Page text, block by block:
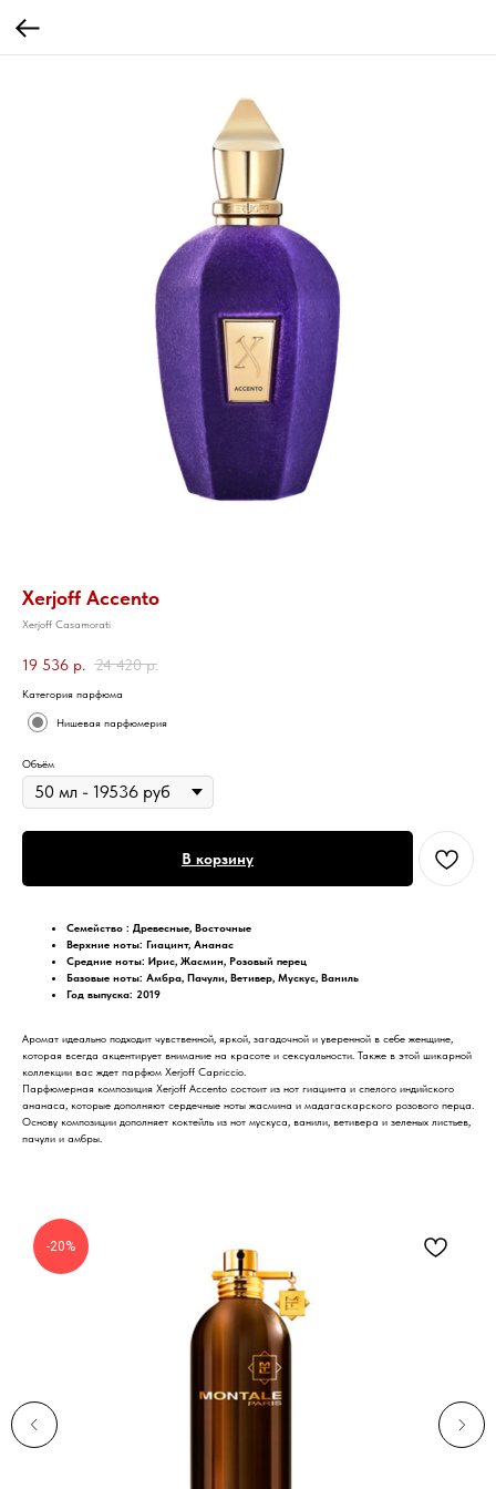
Xerjoff Accento
Xerjoff Сasamorati
19 536 р. 24 420 р.
Категория парфюма
Нишевая парфюмерия
Объём
В корзину
Семейство : Древесные, Восточные
Верхние ноты: Гиацинт, Ананас
Средние ноты: Ирис, Жасмин, Розовый перец
Базовые ноты: Амбра, Пачули, Ветивер, Мускус, Ваниль
Год выпуска: 2019
Аромат идеально подходит чувственной, яркой, загадочной и уверенной в себе женщине,
которая всегда акцентирует внимание на красоте и сексуальности. Также в этой шикарной
коллекции вас ждет парфюм Xerjoff Capricсio.
Парфюмерная композиция Xerjoff Accento состоит из нот гиацинта и спелого индийского
ананаса, которые дополняют сердечные ноты жасмина и мадагаскарского розового перца.
Основу композиции дополняет коктейль из нот мускуса, ванили, ветивера и зеленых листьев,
пачули и амбры.
-20%